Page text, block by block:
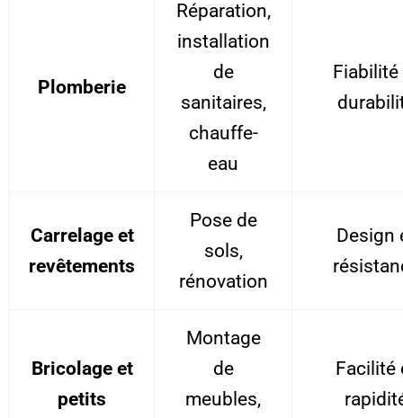
Plomberie
Réparation,
installation
de
sanitaires,
chauffe-
eau
Fiabilité
Carrelage et
revêtements
Pose de
sols,
rénovation
Design
Bricolage et
petits
Montage
de
meubles,
Facilité